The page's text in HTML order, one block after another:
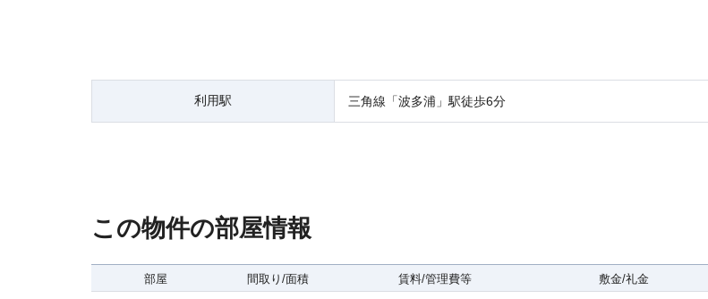
利用駅 三角線「波多浦」駅徒歩6分
この物件の部屋情報
部屋 間取り/面積 賃料/管理費等 敷金/礼金